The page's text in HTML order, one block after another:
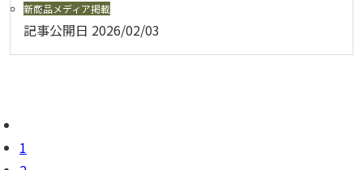
新商品メディア掲載
記事公開日 2026/02/03
1